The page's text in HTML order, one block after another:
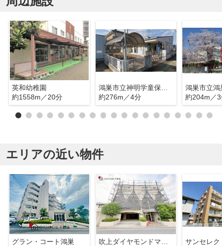
英和幼稚園
約1558m／20分
約276m／4分
鴻巣市立鴻
約204m／
エリアの近い物件
グラン・コート鴻巣
サンセレク